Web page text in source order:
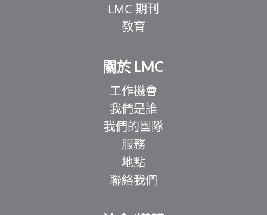
LMC 期刊
教育
關於 LMC
工作機會
我們是誰
我們的團隊
服務
地點
聯絡我們